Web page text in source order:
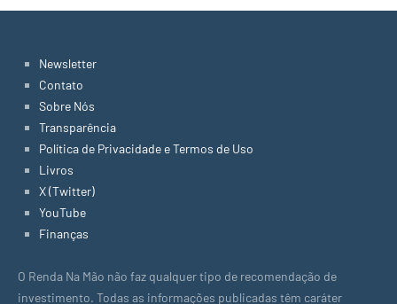
Newsletter
Contato
Sobre Nós
Transparência
Política de Privacidade e Termos de Uso
Livros
X (Twitter)
YouTube
Finanças
O Renda Na Mão não faz qualquer tipo de recomendação de
investimento. Todas as informações publicadas têm caráter